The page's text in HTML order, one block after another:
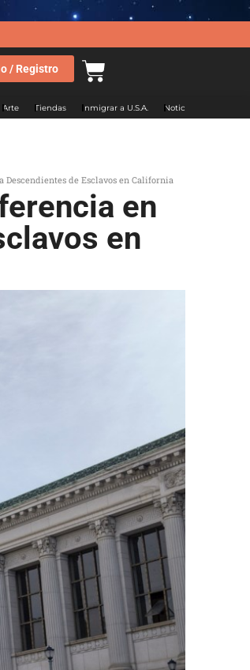
/ Registro
Arte Tiendas Inmigrar a U.S.A. Noticias Argentina
de Esclavos en California
en
en